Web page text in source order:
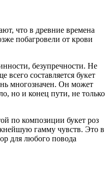
что в древние времена
побагровели от крови
безупречности. Не
всего составляется букет
многозначен. Он может
но и конец пути, не только
по композиции букет роз
гамму чувств. Это в
для любого повода